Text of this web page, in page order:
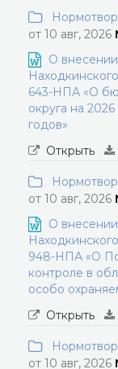
от 10 авг, 2026
О
643-НПА «О
округа на
годов»
Открыть
от 10 авг, 2026
О
948-НПА «О
контроле в
особо
Открыть
от 10 авг, 2026